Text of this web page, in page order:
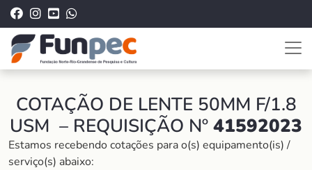
COTAÇÃO DE LENTE 50MM F/1.8
USM – REQUISIÇÃO Nº 41592023
Estamos recebendo cotações para o(s) equipamento(is) /
serviço(s) abaixo: